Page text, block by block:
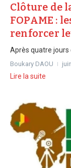
Clôture de
FOPAME :
renforcer
Après quatre jours
Boukary DAOU
Lire la suite